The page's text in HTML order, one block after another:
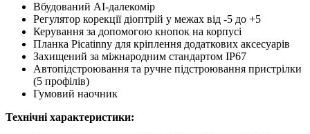
Вбудований AI-далекомір
Регулятор корекції діоптрій у межах від -5 до +5
Керування за допомогою кнопок на корпусі
Планка Picatinny для кріплення додаткових аксесуарів
Захищений за міжнародним стандартом IP67
Автопідстроювання та ручне підстроювання пристрілки
(5 профілів)
Гумовий наочник
Технічні характеристики: